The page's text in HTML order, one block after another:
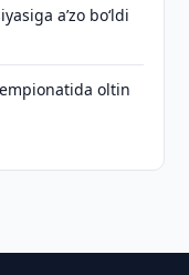
aʼzo bo‘ldi
oltin